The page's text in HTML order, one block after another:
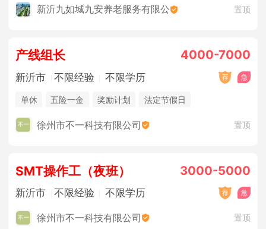
新沂九如城九安养老服务有限公 置顶
产线组长 4000-7000
新沂市 不限经验 不限学历
单休 五险一金 奖励计划 法定节假日
徐州市不一科技有限公司 置顶
SMT操作工（夜班） 3000-5000
新沂市 不限经验 不限学历
徐州市不一科技有限公司 置顶